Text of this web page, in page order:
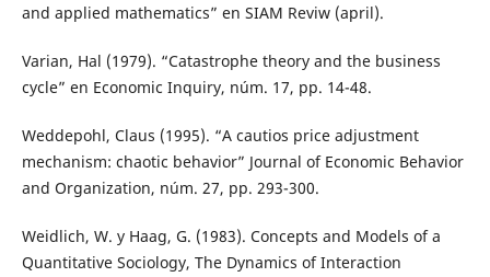
and applied mathematics” en SIAM Reviw (april).
Varian, Hal (1979). “Catastrophe theory and the business
cycle” en Economic Inquiry, núm. 17, pp. 14-48.
Weddepohl, Claus (1995). “A cautios price adjustment
mechanism: chaotic behavior” Journal of Economic Behavior
and Organization, núm. 27, pp. 293-300.
Weidlich, W. y Haag, G. (1983). Concepts and Models of a
Quantitative Sociology, The Dynamics of Interaction